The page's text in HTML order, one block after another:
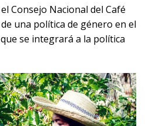
Consejo Nacional del Café
una política de género en el
se integrará a la política